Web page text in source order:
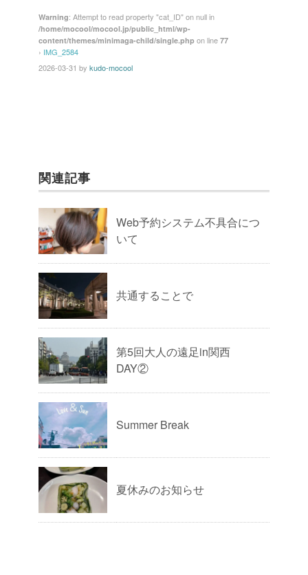
Warning: Attempt to read property "cat_ID" on null in
/home/mocool/mocool.jp/public_html/wp-
content/themes/minimaga-child/single.php on line 77
› IMG_2584
2026-03-31 by kudo-mocool
関連記事
Web予約システム不具合につ
いて
共通することで
第5回大人の遠足in関西
DAY②
Summer Break
夏休みのお知らせ